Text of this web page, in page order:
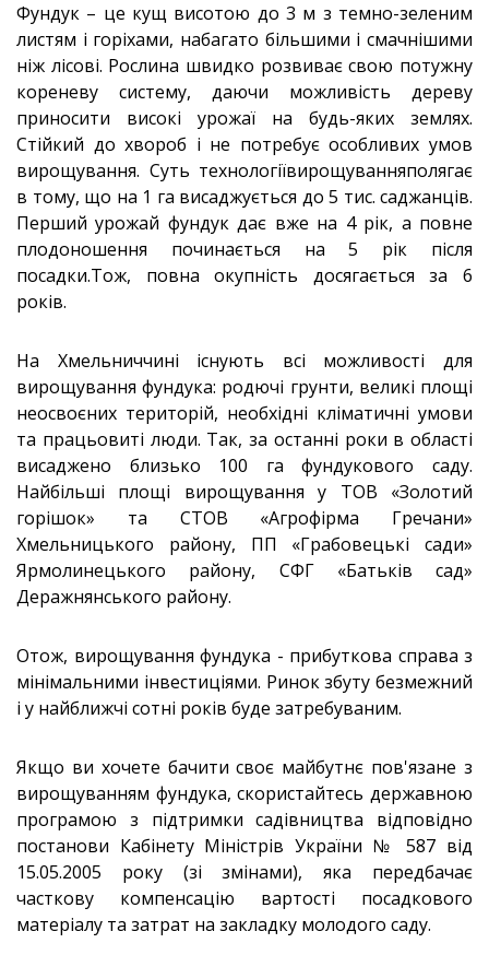
Фундук – це кущ висотою до 3 м з темно-зеленим
листям і горіхами, набагато більшими і смачнішими
ніж лісові. Рослина швидко розвиває свою потужну
кореневу систему, даючи можливість дереву
приносити високі урожаї на будь-яких землях.
Стійкий до хвороб і не потребує особливих умов
вирощування. Суть технологіївирощуванняполягає
в тому, що на 1 га висаджується до 5 тис. саджанців.
Перший урожай фундук дає вже на 4 рік, а повне
плодоношення починається на 5 рік після
посадки.Тож, повна окупність досягається за 6
років.
На Хмельниччині існують всі можливості для
вирощування фундука: родючі грунти, великі площі
неосвоєних територій, необхідні кліматичні умови
та працьовиті люди. Так, за останні роки в області
висаджено близько 100 га фундукового саду.
Найбільші площі вирощування у ТОВ «Золотий
горішок» та СТОВ «Агрофірма Гречани»
Хмельницького району, ПП «Грабовецькі сади»
Ярмолинецького району, СФГ «Батьків сад»
Деражнянського району.
Отож, вирощування фундука - прибуткова справа з
мінімальними інвестиціями. Ринок збуту безмежний
і у найближчі сотні років буде затребуваним.
Якщо ви хочете бачити своє майбутнє пов'язане з
вирощуванням фундука, скористайтесь державною
програмою з підтримки садівництва відповідно
постанови Кабінету Міністрів України № 587 від
15.05.2005 року (зі змінами), яка передбачає
часткову компенсацію вартості посадкового
матеріалу та затрат на закладку молодого саду.